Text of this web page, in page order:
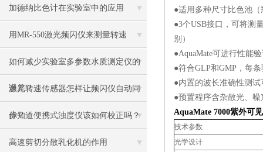
加德纳比色计在实验室中的应用
用MR-550激光频闪仪来测量转速
如何减少实验室多参数水质测定仪的
误差？
激光转速传感器怎样让频闪仪自动同
步？
你知道便携式浊度仪该如何校正吗？
高速剪切分散乳化机的作用
●适用多种尺寸比色池
●3个USB接口，可将测
别）
●AquaMate可进行性能
●符合GLP和GMP，每
●内置的波长准确性测
●预置程序含杂散光、
AquaMate 7000紫外可
技术参数
光学设计